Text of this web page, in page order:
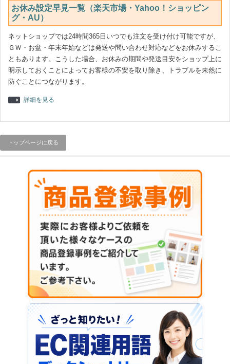
お休み設定早見一覧（楽天市場・Yahoo！ショッピン
グ・AU）
ネットショップでは24時間365日いつでも注文を受け付け可能ですが、
ＧＷ・お盆・年末年始などは発送や問い合わせ対応などをお休みするこ
ともあります。こうした場合、お休みの期間や発送目安をショップ上に
明示しておくことによってお客様の不安を取り除き、トラブルを未然に
防ぐことにつながります。
詳細を見る
トップページに戻る